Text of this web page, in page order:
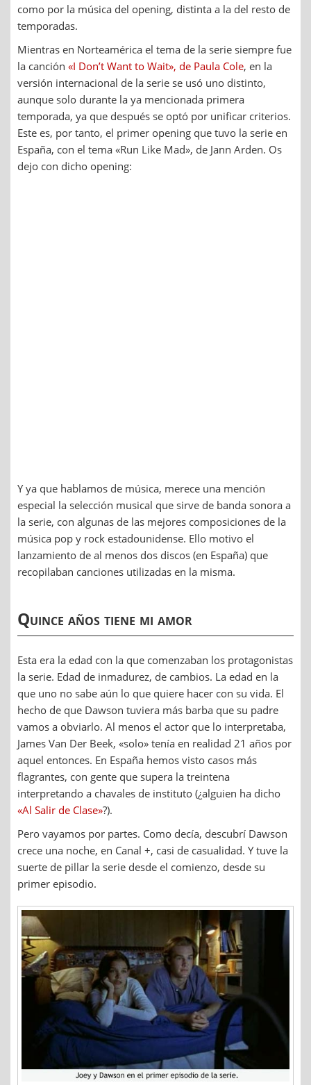
como por la música del opening, distinta a la del resto de
temporadas.
Mientras en Norteamérica el tema de la serie siempre fue
la canción «I Don’t Want to Wait», de Paula Cole, en la
versión internacional de la serie se usó uno distinto,
aunque solo durante la ya mencionada primera
temporada, ya que después se optó por unificar criterios.
Este es, por tanto, el primer opening que tuvo la serie en
España, con el tema «Run Like Mad», de Jann Arden. Os
dejo con dicho opening:
Y ya que hablamos de música, merece una mención
especial la selección musical que sirve de banda sonora a
la serie, con algunas de las mejores composiciones de la
música pop y rock estadounidense. Ello motivo el
lanzamiento de al menos dos discos (en España) que
recopilaban canciones utilizadas en la misma.
Quince años tiene mi amor
Esta era la edad con la que comenzaban los protagonistas
la serie. Edad de inmadurez, de cambios. La edad en la
que uno no sabe aún lo que quiere hacer con su vida. El
hecho de que Dawson tuviera más barba que su padre
vamos a obviarlo. Al menos el actor que lo interpretaba,
James Van Der Beek, «solo» tenía en realidad 21 años por
aquel entonces. En España hemos visto casos más
flagrantes, con gente que supera la treintena
interpretando a chavales de instituto (¿alguien ha dicho
«Al Salir de Clase»?).
Pero vayamos por partes. Como decía, descubrí Dawson
crece una noche, en Canal +, casi de casualidad. Y tuve la
suerte de pillar la serie desde el comienzo, desde su
primer episodio.